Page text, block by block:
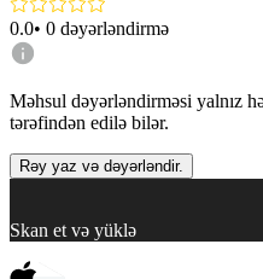
0.0• 0 dəyərləndirmə
Məhsul dəyərləndirməsi yalnız
tərəfindən edilə bilər.
Rəy yaz və dəyərləndir.
Skan et və yüklə